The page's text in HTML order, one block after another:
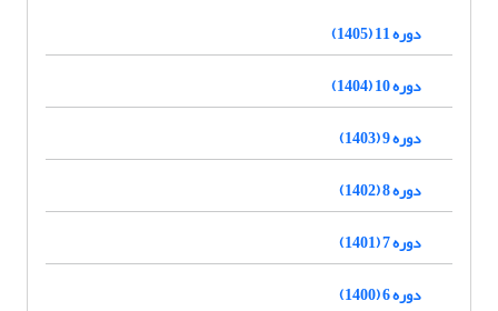
دوره 11 (1405)
دوره 10 (1404)
دوره 9 (1403)
دوره 8 (1402)
دوره 7 (1401)
دوره 6 (1400)